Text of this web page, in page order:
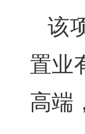
该
置业
高端